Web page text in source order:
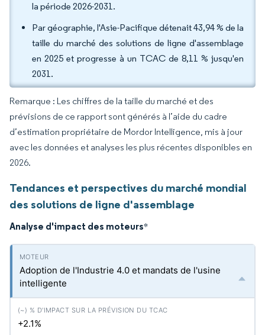
la période 2026-2031.
Par géographie, l'Asie-Pacifique détenait 43,94 % de la
taille du marché des solutions de ligne d'assemblage
en 2025 et progresse à un TCAC de 8,11 % jusqu'en
2031.
Remarque : Les chiffres de la taille du marché et des
prévisions de ce rapport sont générés à l’aide du cadre
d’estimation propriétaire de Mordor Intelligence, mis à jour
avec les données et analyses les plus récentes disponibles en
2026.
Tendances et perspectives du marché mondial
des solutions de ligne d'assemblage
Analyse d'impact des moteurs*
Adoption de l'Industrie 4.0 et mandats de l'usine
intelligente
+2.1%